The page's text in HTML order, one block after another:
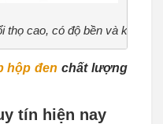
thọ cao, có độ bền và khả
hộp đen chất lượng
tín hiện nay